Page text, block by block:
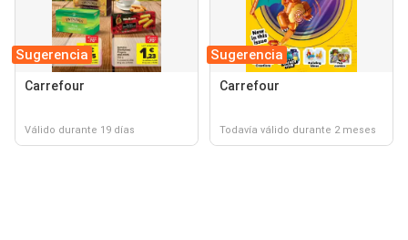
Sugerencia
Carrefour
Válido durante 19 días
Sugerencia
Carrefour
Todavía válido durante 2 meses